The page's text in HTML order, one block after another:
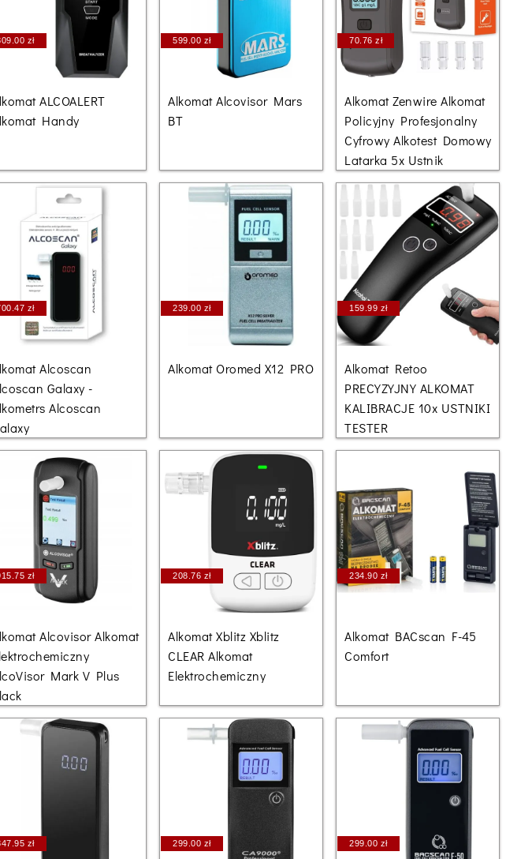
zł
ALCOALERT
Handy
599.00 zł
Alkomat Alcovisor Mars
BT
70.76 zł
Alkomat Zenwire Alkomat
Policyjny Profesjonalny
Cyfrowy Alkotest Domowy
Latarka 5x Ustnik
zł
Alcoscan
Galaxy -
Alcoscan
239.00 zł
Alkomat Oromed X12 PRO
159.99 zł
Alkomat Retoo
PRECYZYJNY ALKOMAT
KALIBRACJE 10x USTNIKI
TESTER
zł
Alcovisor Alkomat
Mark V Plus
208.76 zł
Alkomat Xblitz Xblitz
CLEAR Alkomat
Elektrochemiczny
234.90 zł
Alkomat BACscan F-45
Comfort
zł 299.00 zł 299.00 zł